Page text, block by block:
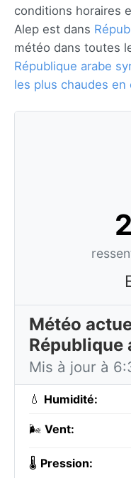
conditions horaires
Alep est dans
météo dans toutes
République arabe
les plus chaudes en
Météo
République
Mis à jour à
💧 Humidité:
🌬️ Vent:
🌡️ Pression: